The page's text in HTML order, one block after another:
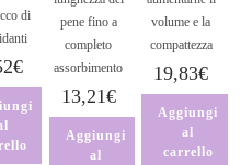
di
€
pene fino a
completo
assorbimento
13,21€
Aggiungi
al
volume e la
compattezza
19,83€
Aggiungi
al
carrello